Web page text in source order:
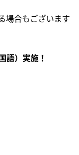
場合もございます
語）実施！